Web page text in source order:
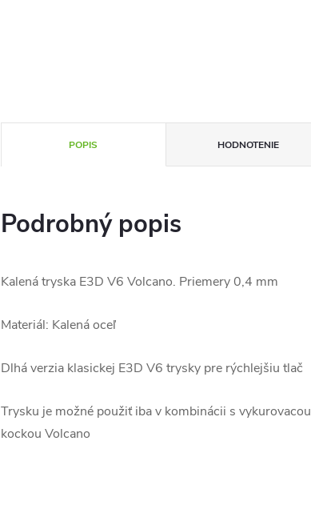
POPIS HODNOTENIE
Podrobný popis
Kalená tryska E3D V6 Volcano. Priemery 0,4 mm
Materiál: Kalená oceľ
Dlhá verzia klasickej E3D V6 trysky pre rýchlejšiu tlač
Trysku je možné použiť iba v kombinácii s vykurovacou
kockou Volcano